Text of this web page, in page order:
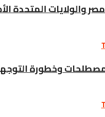
والولايات المتحدة
وخطورة